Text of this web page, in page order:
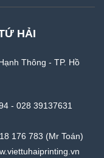
HẢI
Thông - TP. Hồ
- 028 39137631
176 783 (Mr Toán)